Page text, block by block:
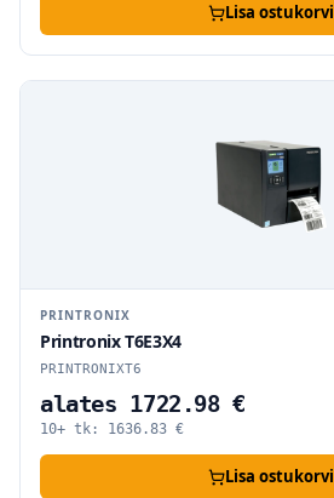
Lisa ostukorvi
PRINTRONIX
Printronix T6E3X4
PRINTRONIXT6
alates 1722.98 €
10+ tk: 1636.83 €
Lisa ostukorvi